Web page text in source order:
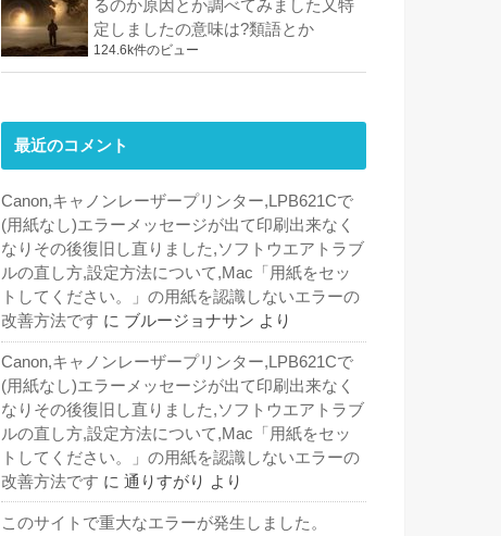
るのか原因とか調べてみました又特
定しましたの意味は?類語とか
124.6k件のビュー
最近のコメント
Canon,キャノンレーザープリンター,LPB621Cで
(用紙なし)エラーメッセージが出て印刷出来なく
なりその後復旧し直りました,ソフトウエアトラブ
ルの直し方,設定方法について,Mac「用紙をセッ
トしてください。」の用紙を認識しないエラーの
改善方法です に ブルージョナサン より
Canon,キャノンレーザープリンター,LPB621Cで
(用紙なし)エラーメッセージが出て印刷出来なく
なりその後復旧し直りました,ソフトウエアトラブ
ルの直し方,設定方法について,Mac「用紙をセッ
トしてください。」の用紙を認識しないエラーの
改善方法です に 通りすがり より
このサイトで重大なエラーが発生しました。